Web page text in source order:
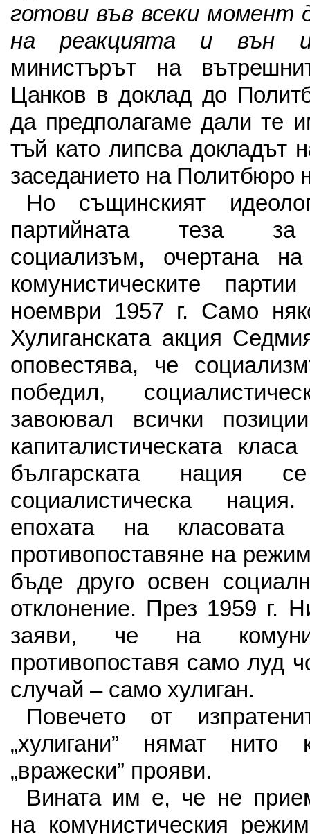
готови във всеки момент
на реакцията и вън
министърът на
Цанков в доклад до
да предполагаме дали те
тъй като липсва докладът
заседанието на Политбюро
Но същинският
партийната теза за
социализъм, очертана
комунистическите
ноември 1957 г. Само
Хулиганската акция
оповестява, че
победил,
завоювал всички
капиталистическата
българската нация
социалистическа
епохата на
противопоставяне на
бъде друго освен
отклонение. През 1959 г.
заяви, че на
противопоставя само луд
случай – само хулиган.
Повечето от
„хулигани” нямат нито
„вражески” прояви.
Вината им е, че не
на комунистическия